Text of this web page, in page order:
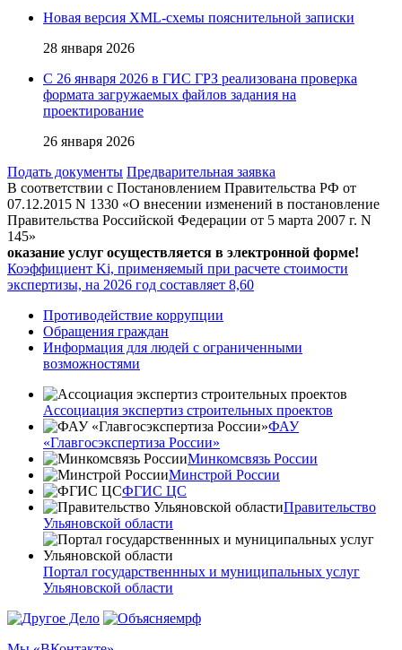
Новая версия XML-схемы пояснительной записки
28 января 2026
С 26 января 2026 в ГИС ГРЗ реализована проверка
формата загружаемых файлов задания на
проектирование
26 января 2026
Подать документы Предварительная заявка
В соответствии с Постановлением Правительства РФ от
07.12.2015 N 1330 «О внесении изменений в постановление
Правительства Российской Федерации от 5 марта 2007 г. N
145»
оказание услуг осуществляется в электронной форме!
Коэффициент Ki, применяемый при расчете стоимости
экспертизы, на 2026 год составляет 8,60
Противодействие коррупции
Обращения граждан
Информация для людей с ограниченными
возможностями
Ассоциация экспертиз строительных проектов
ФАУ
«Главгосэкспертиза России»
Минкомсвязь России
Минстрой России
ФГИС ЦС
Правительство
Ульяновской области
Портал государственнных и муниципальных услуг
Ульяновской области